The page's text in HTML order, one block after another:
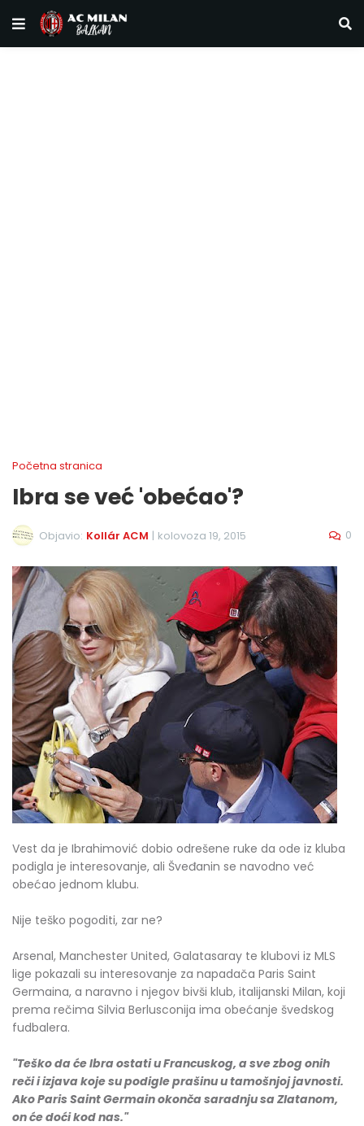
Početna stranica
Ibra se već 'obećao'?
Objavio: Kollár ACM | kolovoza 19, 2015 0
Vest da je Ibrahimović dobio odrešene ruke da ode iz kluba
podigla je interesovanje, ali Šveđanin se navodno već
obećao jednom klubu.
Nije teško pogoditi, zar ne?
Arsenal, Manchester United, Galatasaray te klubovi iz MLS
lige pokazali su interesovanje za napadača Paris Saint
Germaina, a naravno i njegov bivši klub, italijanski Milan, koji
prema rečima Silvia Berlusconija ima obećanje švedskog
fudbalera.
"Teško da će Ibra ostati u Francuskog, a sve zbog onih
reči i izjava koje su podigle prašinu u tamošnjoj javnosti.
Ako Paris Saint Germain okonča saradnju sa Zlatanom,
on će doći kod nas."